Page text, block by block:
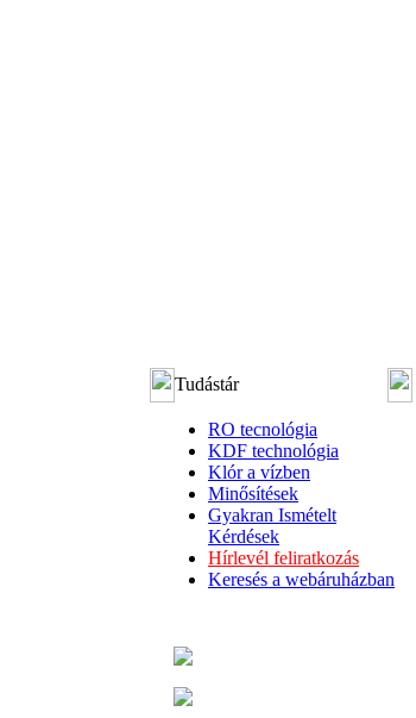
Tudástár
RO tecnológia
KDF technológia
Klór a vízben
Minősítések
Gyakran Ismételt
Kérdések
Hírlevél feliratkozás
Keresés a webáruházban